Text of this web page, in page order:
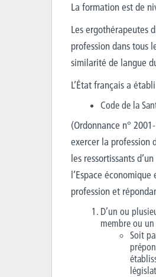
La formation est de
Les ergothérapeutes
profession dans tous
similarité de langue
L’État français a
Code de la
(Ordonnance n°
exercer la profession
les ressortissants
l’Espace
profession et
D’un ou
membre ou
Soit